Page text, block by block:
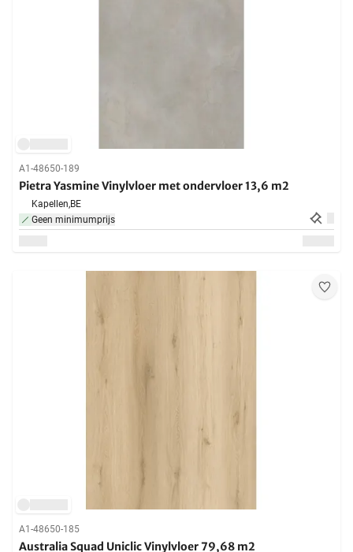
A1-48650-189
Pietra Yasmine Vinylvloer met ondervloer 13,6 m2
Kapellen,BE
Geen minimumprijs
A1-48650-185
Australia Squad Uniclic Vinylvloer 79,68 m2